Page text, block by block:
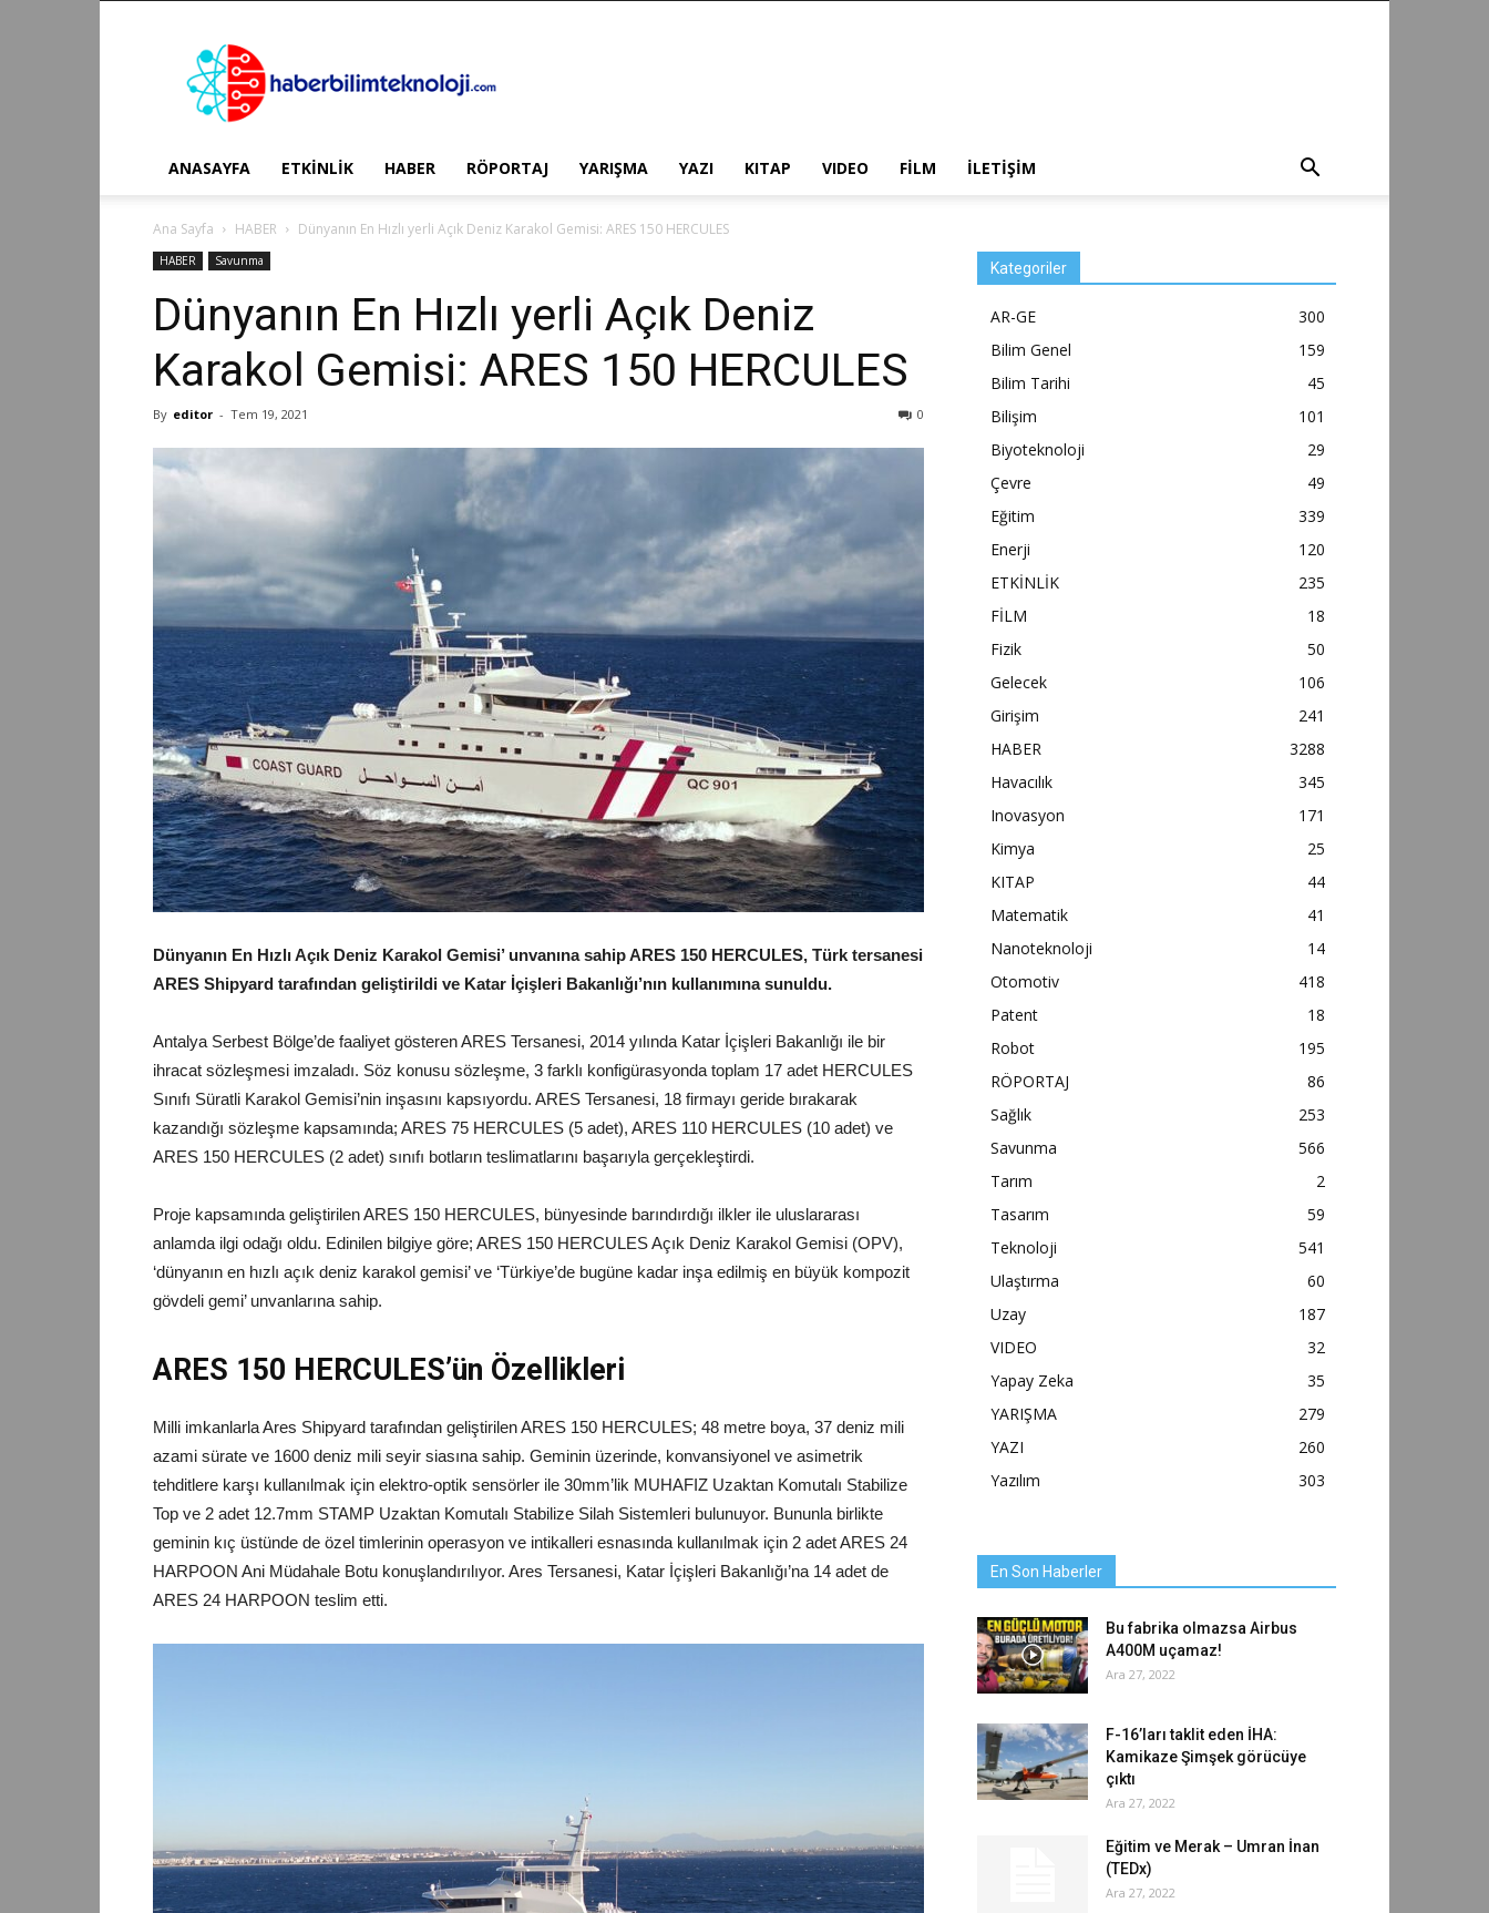
Haber
Bilim
Teknoloji
ANASAYFA ETKİNLİK HABER RÖPORTAJ YARIŞMA YAZI KITAP VIDEO FİLM İLETİŞİM
Ana Sayfa HABER Dünyanın En Hızlı yerli Açık Deniz Karakol Gemisi: ARES 150 HERCULES
HABER Savunma
Dünyanın En Hızlı yerli Açık Deniz
Karakol Gemisi: ARES 150 HERCULES
By editor - Tem 19, 2021 0
Dünyanın En Hızlı Açık Deniz Karakol Gemisi’ unvanına sahip ARES 150 HERCULES, Türk tersanesi
ARES Shipyard tarafından geliştirildi ve Katar İçişleri Bakanlığı’nın kullanımına sunuldu.
Antalya Serbest Bölge’de faaliyet gösteren ARES Tersanesi, 2014 yılında Katar İçişleri Bakanlığı ile bir
ihracat sözleşmesi imzaladı. Söz konusu sözleşme, 3 farklı konfigürasyonda toplam 17 adet HERCULES
Sınıfı Süratli Karakol Gemisi’nin inşasını kapsıyordu. ARES Tersanesi, 18 firmayı geride bırakarak
kazandığı sözleşme kapsamında; ARES 75 HERCULES (5 adet), ARES 110 HERCULES (10 adet) ve
ARES 150 HERCULES (2 adet) sınıfı botların teslimatlarını başarıyla gerçekleştirdi.
Proje kapsamında geliştirilen ARES 150 HERCULES, bünyesinde barındırdığı ilkler ile uluslararası
anlamda ilgi odağı oldu. Edinilen bilgiye göre; ARES 150 HERCULES Açık Deniz Karakol Gemisi (OPV),
‘dünyanın en hızlı açık deniz karakol gemisi’ ve ‘Türkiye’de bugüne kadar inşa edilmiş en büyük kompozit
gövdeli gemi’ unvanlarına sahip.
ARES 150 HERCULES’ün Özellikleri
Milli imkanlarla Ares Shipyard tarafından geliştirilen ARES 150 HERCULES; 48 metre boya, 37 deniz mili
azami sürate ve 1600 deniz mili seyir siasına sahip. Geminin üzerinde, konvansiyonel ve asimetrik
tehditlere karşı kullanılmak için elektro-optik sensörler ile 30mm’lik MUHAFIZ Uzaktan Komutalı Stabilize
Top ve 2 adet 12.7mm STAMP Uzaktan Komutalı Stabilize Silah Sistemleri bulunuyor. Bununla birlikte
geminin kıç üstünde de özel timlerinin operasyon ve intikalleri esnasında kullanılmak için 2 adet ARES 24
HARPOON Ani Müdahale Botu konuşlandırılıyor. Ares Tersanesi, Katar İçişleri Bakanlığı’na 14 adet de
ARES 24 HARPOON teslim etti.
Kategoriler
AR-GE
300
Bilim Genel
159
Bilim Tarihi
45
Bilişim
101
Biyoteknoloji
29
Çevre
49
Eğitim
339
Enerji
120
ETKİNLİK
235
FİLM
18
Fizik
50
Gelecek
106
Girişim
241
HABER
3288
Havacılık
345
Inovasyon
171
Kimya
25
KITAP
44
Matematik
41
Nanoteknoloji
14
Otomotiv
418
Patent
18
Robot
195
RÖPORTAJ
86
Sağlık
253
Savunma
566
Tarım
2
Tasarım
59
Teknoloji
541
Ulaştırma
60
Uzay
187
VIDEO
32
Yapay Zeka
35
YARIŞMA
279
YAZI
260
Yazılım
303
En Son Haberler
Bu fabrika olmazsa Airbus
A400M uçamaz!
Ara 27, 2022
F-16’ları taklit eden İHA:
Kamikaze Şimşek görücüye
çıktı
Ara 27, 2022
Eğitim ve Merak – Umran İnan
(TEDx)
Ara 27, 2022